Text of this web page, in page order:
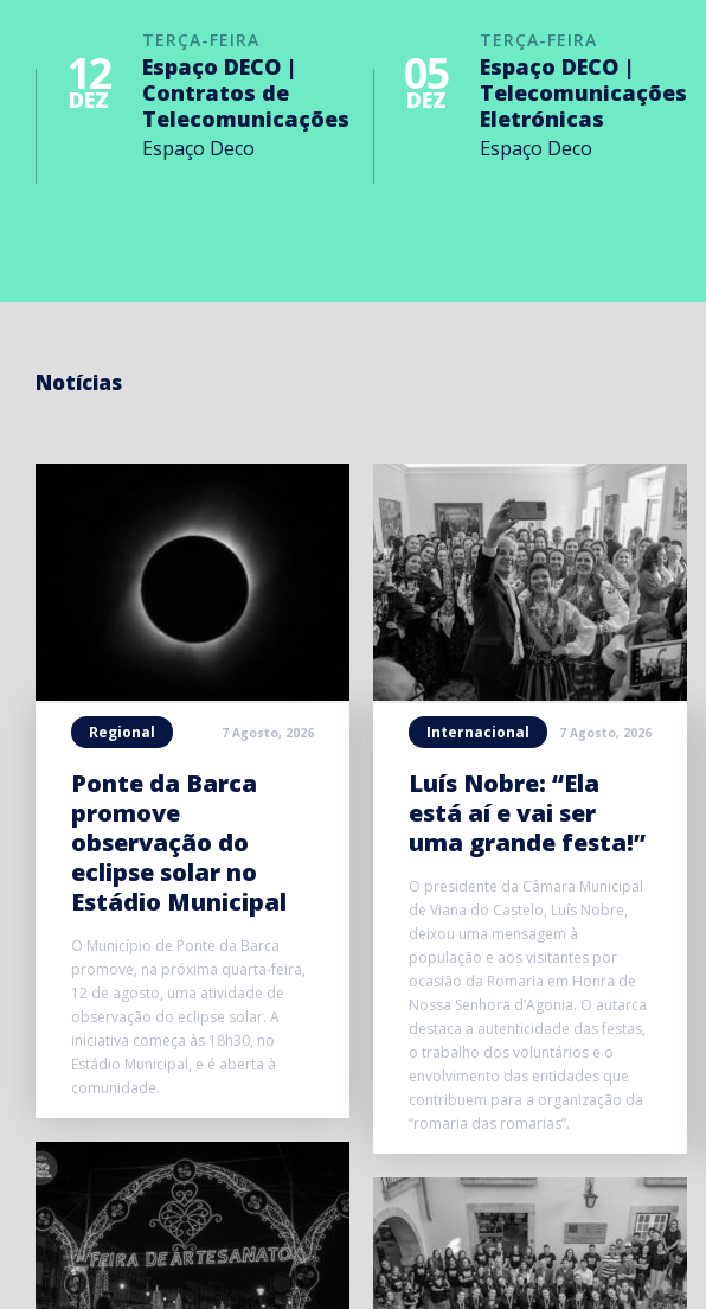
TERÇA-FEIRA
12
DEZ
Espaço DECO |
Contratos de
Telecomunicações
Espaço Deco
TERÇA-FEIRA
05
DEZ
Espaço DECO |
Telecomunicações
Eletrónicas
Espaço Deco
Notícias
Regional 7 Agosto, 2026
Ponte da Barca
promove
observação do
eclipse solar no
Estádio Municipal
O Município de Ponte da Barca
promove, na próxima quarta-feira,
12 de agosto, uma atividade de
observação do eclipse solar. A
iniciativa começa às 18h30, no
Estádio Municipal, e é aberta à
comunidade.
Internacional 7 Agosto, 2026
Luís Nobre: “Ela
está aí e vai ser
uma grande festa!”
O presidente da Câmara Municipal
de Viana do Castelo, Luís Nobre,
deixou uma mensagem à
população e aos visitantes por
ocasião da Romaria em Honra de
Nossa Senhora d’Agonia. O autarca
destaca a autenticidade das festas,
o trabalho dos voluntários e o
envolvimento das entidades que
contribuem para a organização da
“romaria das romarias”.